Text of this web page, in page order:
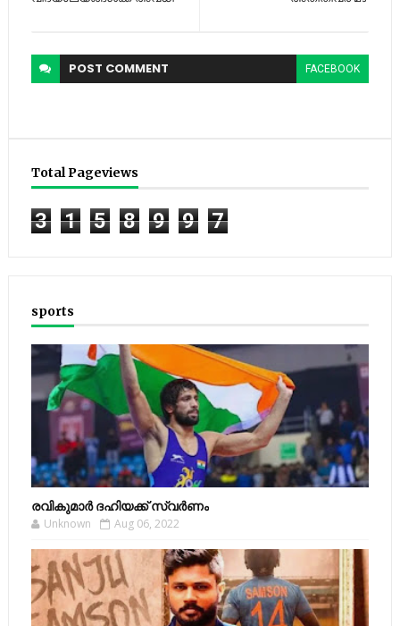
POST COMMENT FACEBOOK
Total Pageviews
3 1 5 8 9 9 7
sports
രവികുമാര്‍ ദഹിയക്ക് സ്വര്‍ണം
Unknown Aug 06, 2022